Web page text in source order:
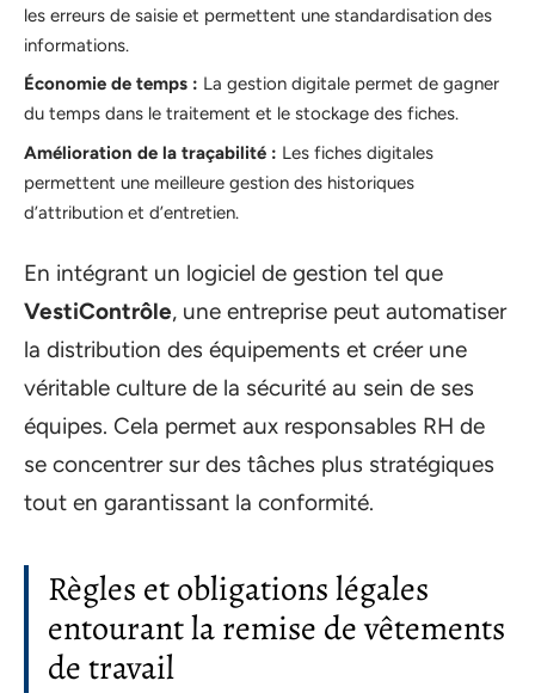
les erreurs de saisie et permettent une standardisation des
informations.
Économie de temps : La gestion digitale permet de gagner
du temps dans le traitement et le stockage des fiches.
Amélioration de la traçabilité : Les fiches digitales
permettent une meilleure gestion des historiques
d’attribution et d’entretien.
En intégrant un logiciel de gestion tel que
VestiContrôle, une entreprise peut automatiser
la distribution des équipements et créer une
véritable culture de la sécurité au sein de ses
équipes. Cela permet aux responsables RH de
se concentrer sur des tâches plus stratégiques
tout en garantissant la conformité.
Règles et obligations légales
entourant la remise de vêtements
de travail